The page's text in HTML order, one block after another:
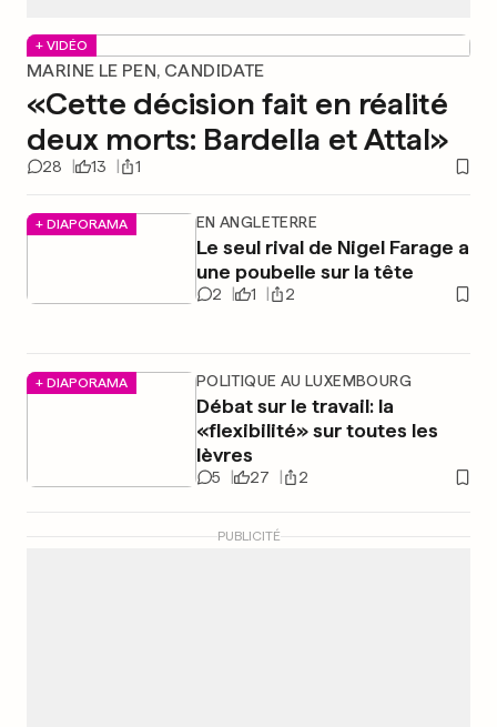
+ VIDÉO
MARINE LE PEN, CANDIDATE
«Cette décision fait en réalité
deux morts: Bardella et Attal»
28 13 1
+ DIAPORAMA EN ANGLETERRE
Le seul rival de Nigel Farage a
une poubelle sur la tête
2 1 2
+ DIAPORAMA POLITIQUE AU LUXEMBOURG
Débat sur le travail: la
«flexibilité» sur toutes les
lèvres
5 27 2
PUBLICITÉ